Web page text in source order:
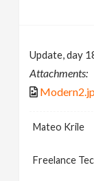
Update, day
Attachments:
Mateo Krile
Freelance